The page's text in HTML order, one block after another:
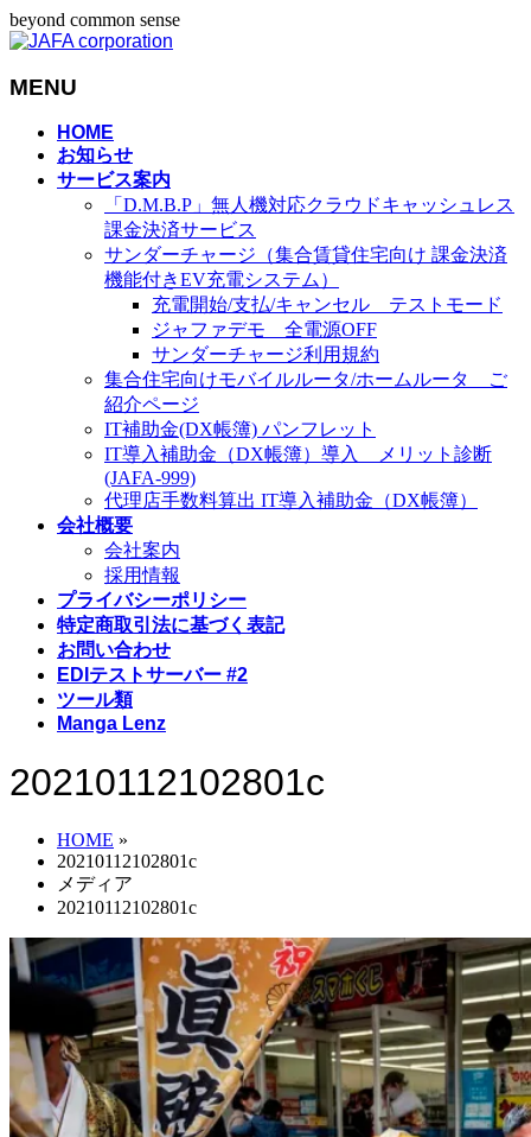
beyond common sense
MENU
HOME
お知らせ
サービス案内
「D.M.B.P」無人機対応クラウドキャッシュレス
課金決済サービス
サンダーチャージ（集合賃貸住宅向け 課金決済
機能付きEV充電システム）
充電開始/支払/キャンセル テストモード
ジャファデモ 全電源OFF
サンダーチャージ利用規約
集合住宅向けモバイルルータ/ホームルータ ご
紹介ページ
IT補助金(DX帳簿) パンフレット
IT導入補助金（DX帳簿）導入 メリット診断
(JAFA-999)
代理店手数料算出 IT導入補助金（DX帳簿）
会社概要
会社案内
採用情報
プライバシーポリシー
特定商取引法に基づく表記
お問い合わせ
EDIテストサーバー #2
ツール類
Manga Lenz
20210112102801c
HOME »
20210112102801c
メディア
20210112102801c